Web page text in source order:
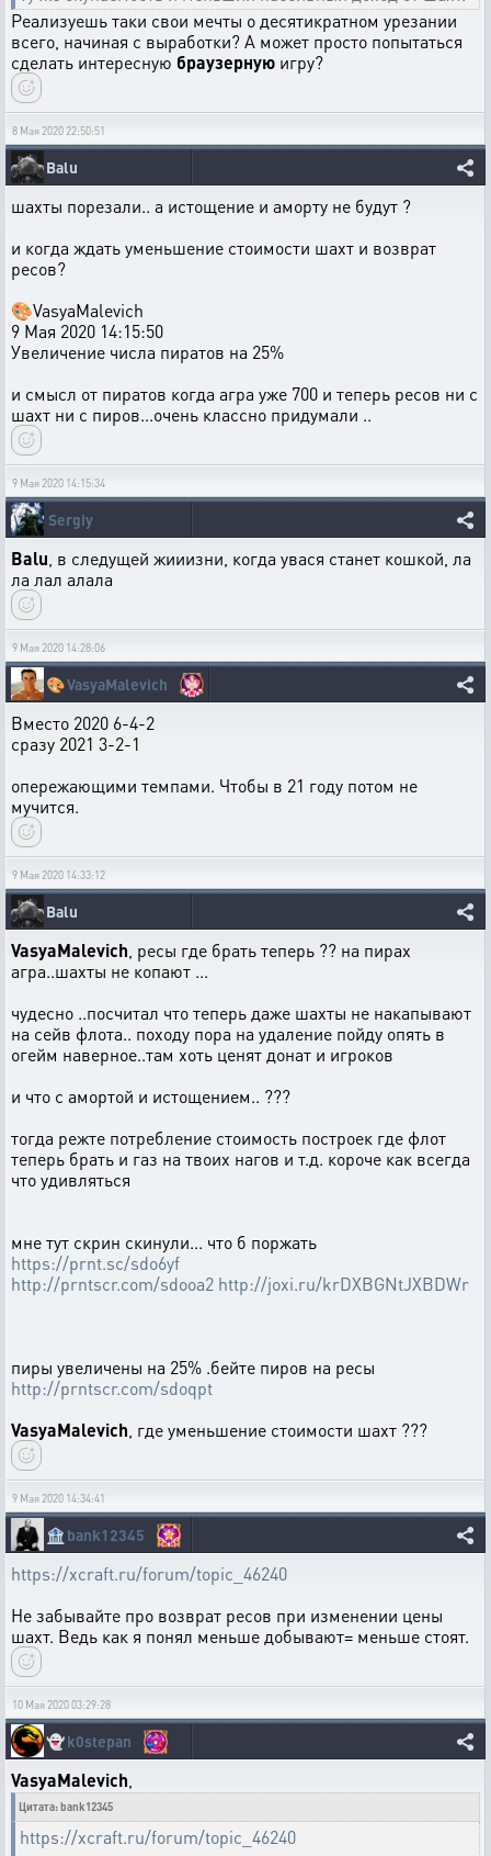
Реализуешь таки свои мечты о десятикратном урезании
всего, начиная с выработки? А может просто попытаться
сделать интересную браузерную игру?
8 Мая 2020 22:50:51
Balu
шахты порезали.. а истощение и аморту не будут ?
и когда ждать уменьшение стоимости шахт и возврат
ресов?
🎨VasyaMalevich
9 Мая 2020 14:15:50
Увеличение числа пиратов на 25%
и смысл от пиратов когда агра уже 700 и теперь ресов ни с
шахт ни с пиров...очень классно придумали ..
9 Мая 2020 14:15:34
Sergiy
Balu , в следущей жииизни, когда увася станет кошкой, ла
ла лал алала
9 Мая 2020 14:28:06
🎨VasyaMalevich
Вместо 2020 6-4-2
сразу 2021 3-2-1
опережающими темпами. Чтобы в 21 году потом не
мучится.
9 Мая 2020 14:33:12
Balu
VasyaMalevich , ресы где брать теперь ?? на пирах
агра..шахты не копают ...
чудесно ..посчитал что теперь даже шахты не накапывают
на сейв флота.. походу пора на удаление пойду опять в
огейм наверное..там хоть ценят донат и игроков
и что с амортой и истощением.. ???
тогда режте потребление стоимость построек где флот
теперь брать и газ на твоих нагов и т.д. короче как всегда
что удивляться
мне тут скрин скинули... что б поржать
https://prnt.sc/sdo6yf
http://prntscr.com/sdooa2 http://joxi.ru/krDXBGNtJXBDWr
пиры увеличены на 25% .бейте пиров на ресы
http://prntscr.com/sdoqpt
VasyaMalevich , где уменьшение стоимости шахт ???
9 Мая 2020 14:34:41
🏦 bank12345
https://xcraft.ru/forum/topic_46240
Не забывайте про возврат ресов при изменении цены
шахт. Ведь как я понял меньше добывают= меньше стоят.
10 Мая 2020 03:29:28
👻k0stepan
VasyaMalevich
Цитата: bank12345
https://xcraft.ru/forum/topic_46240